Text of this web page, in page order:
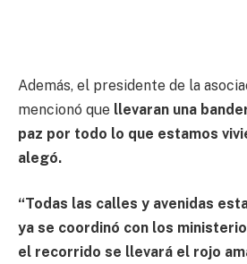
Además, el presidente de la
mencionó que llevaran una
paz por todo lo que estamos
alegó.
“Todas las calles y avenidas
ya se coordinó con los
el recorrido se llevará el rojo